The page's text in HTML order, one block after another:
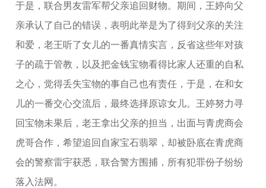
于是，联合男友雷军帮父亲追回财物。期间，王婷向父
亲承认了自己的错误，表明此举是为了得到父亲的关注
和爱，老王听了女儿的一番真情实言，反省这些年对孩
子的疏于管教，以及把金钱宝物看得比家人还重的自私
之心，觉得丢失宝物的事自己也有责任，于是，在和女
儿的一番交心交流后，最终选择原谅女儿。王婷努力寻
回宝物未果后，老王拿出父亲的担当，出面与青虎商会
虎哥合作，希望追回自家宝石翡翠，却被卧底在青虎商
会的警察雷宇获悉，联合警方围捕，所有犯罪份子纷纷
落入法网。